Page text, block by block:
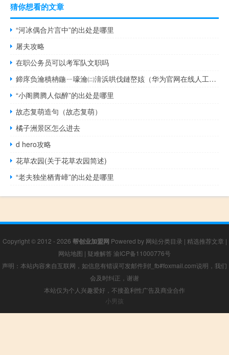
猜你想看的文章
“河冰偶合片言中”的出处是哪里
屠夫攻略
在职公务员可以考军队文职吗
鍗庝负瀹樻柟鍦ㄧ嚎瀹㈡湇浜哄伐鏈嶅姟（华为官网在线人工客服(华为手机客服官网人工客服)）
“小阁腾腾人似醉”的出处是哪里
故态复萌造句（故态复萌）
橘子洲景区怎么进去
d hero攻略
花草农园(关于花草农园简述)
“老夫独坐栖青嶂”的出处是哪里
Copyright © 2012 - 2026 帮创业加盟网 Powered by 网站分类目录 | 精选推荐文章 |
网站地图 | 疑难解答 渝ICP备11000776号
声明：本站内容来自互联网，如信息有错误可发邮件到f_fb#foxmail.com说明，我们
会及时纠正，谢谢
本站仅为个人兴趣爱好，不接盈利性广告及商业合作
小男孩